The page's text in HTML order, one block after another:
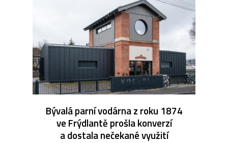
Bývalá parní vodárna z roku 1874
ve Frýdlantě prošla konverzí
a dostala nečekané využití